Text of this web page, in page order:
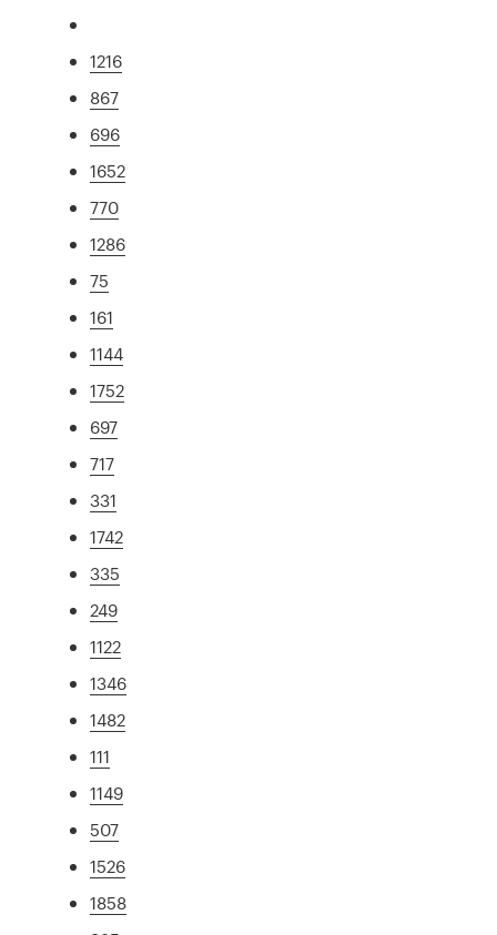
1216
867
696
1652
770
1286
75
161
1144
1752
697
717
331
1742
335
249
1122
1346
1482
111
1149
507
1526
1858